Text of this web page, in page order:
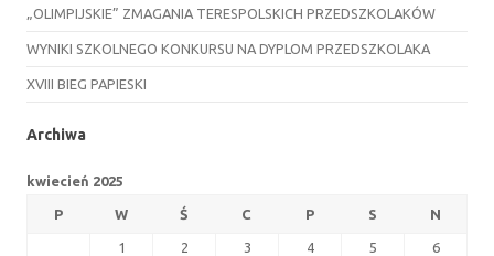
„OLIMPIJSKIE” ZMAGANIA TERESPOLSKICH PRZEDSZKOLAKÓW
WYNIKI SZKOLNEGO KONKURSU NA DYPLOM PRZEDSZKOLAKA
XVIII BIEG PAPIESKI
Archiwa
kwiecień 2025
P W Ś C P S N
1 2 3 4 5
6